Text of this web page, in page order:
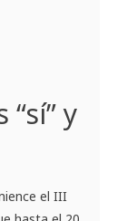
y
el III